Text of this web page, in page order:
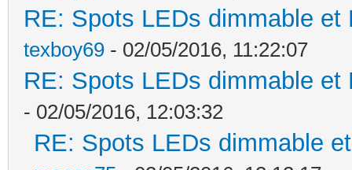
RE: Spots LEDs dimmable
texboy69 - 02/05/2016, 11:22:07
RE: Spots LEDs dimmable
- 02/05/2016, 12:03:32
RE: Spots LEDs dimmable